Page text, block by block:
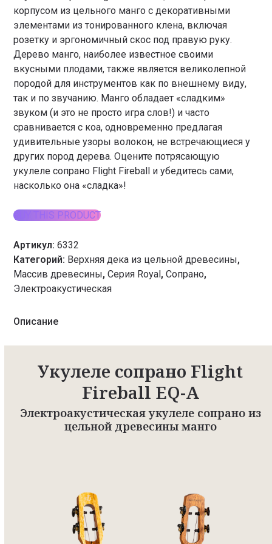
корпусом из цельного манго с декоративными
элементами из тонированного клена, включая
розетку и эргономичный скос под правую руку.
Дерево манго, наиболее известное своими
вкусными плодами, также является великолепной
породой для инструментов как по внешнему виду,
так и по звучанию. Манго обладает «сладким»
звуком (и это не просто игра слов!) и часто
сравнивается с коа, одновременно предлагая
удивительные узоры волокон, не встречающиеся у
других пород дерева. Оцените потрясающую
укулеле сопрано Flight Fireball и убедитесь сами,
насколько она «сладка»!
BUY THIS PRODUCT
Артикул:6332
Категорий: Верхняя дека из цельной древесины,
Массив древесины,Серия Royal ,Сопрано,
Электроакустическая
Описание
Укулеле сопрано Flight
Fireball EQ-A
Электроакустическая укулеле сопрано из
цельной древесины манго